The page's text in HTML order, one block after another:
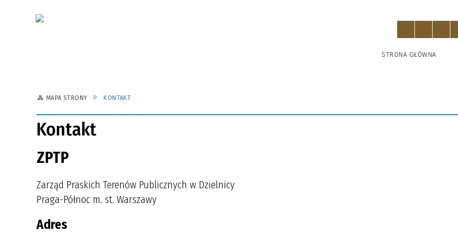
STRONA GŁÓWNA
MAPA STRONY KONTAKT
Kontakt
ZPTP
Zarząd Praskich Terenów Publicznych w Dzielnicy
Praga-Północ m. st. Warszawy
Adres